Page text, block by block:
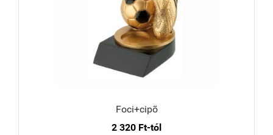
Foci+cipõ
2 320 Ft-tól